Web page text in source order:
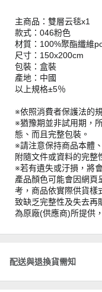
主商品：雙層云毯x1
款式：046粉色
材質：100%聚酯纖維
尺寸：150x200cm
包裝：盒裝
產地：中國
以上規格±5％
※依照消費者保護法的
※猶豫期並非試用期，
態、而且完整包裝。
※請注意保持商品本體
附隨文件或資料的完整
※若有遺失或汙損，將
產品顏色可能會因網頁
考，商品依實際供貨樣
致缺乏完整性及失去再
為原廠(供應商)所提供
配送與退換貨需知